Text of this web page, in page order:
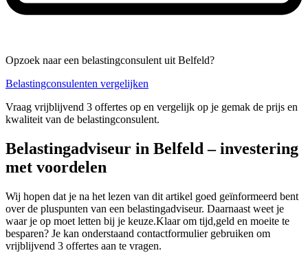
Opzoek naar een belastingconsulent uit Belfeld?
Belastingconsulenten vergelijken
Vraag vrijblijvend 3 offertes op en vergelijk op je gemak de prijs en
kwaliteit van de belastingconsulent.
Belastingadviseur in Belfeld – investering
met voordelen
Wij hopen dat je na het lezen van dit artikel goed geïnformeerd bent
over de pluspunten van een belastingadviseur. Daarnaast weet je
waar je op moet letten bij je keuze.Klaar om tijd,geld en moeite te
besparen? Je kan onderstaand contactformulier gebruiken om
vrijblijvend 3 offertes aan te vragen.